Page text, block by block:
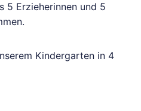
5 Erzieherinnen und 5
Kindergarten in 4